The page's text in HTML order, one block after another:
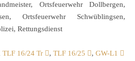
Ortsfeuerwehr Dollbergen,
Ortsfeuerwehr Schwüblingsen,
Rettungsdienst
TLF 16/24 Tr , TLF 16/25 , GW-L1